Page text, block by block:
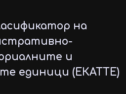
на
и
единици (ЕКАТТЕ)